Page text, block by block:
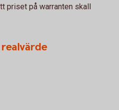
priset på warranten skall